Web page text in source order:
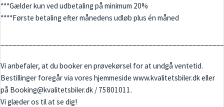
***Gælder kun ved udbetaling på minimum 20%
****Første betaling efter månedens udløb plus én måned
Vi anbefaler, at du booker en prøvekørsel for at undgå ventetid.
Bestillinger foregår via vores hjemmeside www.kvalitetsbiler.dk eller
på Booking@kvalitetsbiler.dk / 75801011.
Vi glæder os til at se dig!